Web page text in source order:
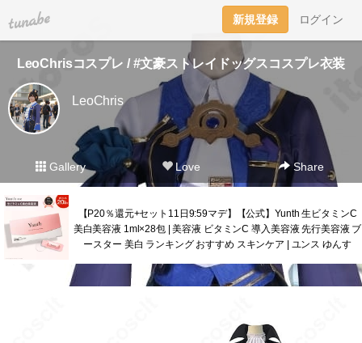
tuna.be 新規登録 ログイン
LeoChrisコスプレ / #文豪ストレイドッグスコスプレ衣装
LeoChris
Gallery Love Share
【P20％還元+セット11日9:59マデ】【公式】Yunth 生ビタミンC
美白美容液 1ml×28包 | 美容液 ビタミンC 導入美容液 先行美容液 ブ
ースター 美白 ランキング おすすめ スキンケア | ユンス ゆんす